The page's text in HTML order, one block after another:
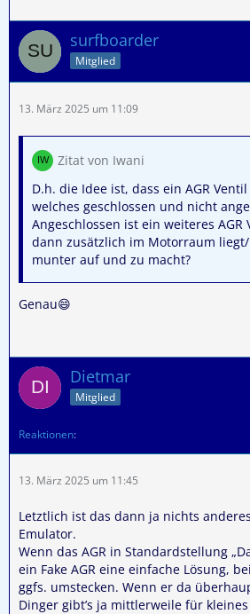
surfboarder
Mitglied
13. März 2025 um 11:09
Zitat von Iwani
D.h. die Idee ist, dass ein AGR
welches geschlossen und nicht
Angeschlossen ist ein weiteres AGR
dann zusätzlich im Motorraum
munter auf und zu macht?
Genau😄
Dietmar
Mitglied
Reaktionen
13. März 2025 um 11:45
Letztlich ist das dann ja nichts
Emulator.
Wenn das AGR in Standardstellung
ein Fake AGR eine einfache Lösung,
ggfs. umstecken. Wenn er da
Dinger gibt’s ja mittlerweile für kleines